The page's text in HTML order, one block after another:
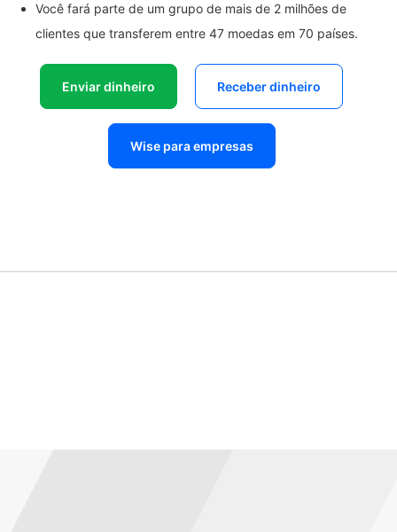
Você fará parte de um grupo de mais de 2 milhões de
clientes que transferem entre 47 moedas em 70 países.
Enviar dinheiro Receber dinheiro
Wise para empresas